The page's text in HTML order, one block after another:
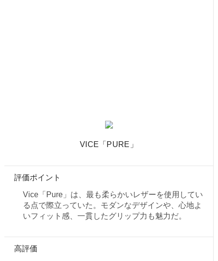
VICE「PURE」
評価ポイント
Vice「Pure」は、最も柔らかいレザーを使用してい
る点で際立っていた。モダンなデザインや、心地よ
いフィット感、一貫したグリップ力も魅力だ。
高評価